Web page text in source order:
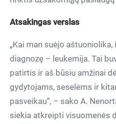
Atsakingas verslas
„Kai man suėjo
diagnozę – leukemija. Tai
patirtis ir aš būsiu amžinai
gydytojams, seselėms ir
pasveikau“, – sako A.
siekia atkreipti visuomenės